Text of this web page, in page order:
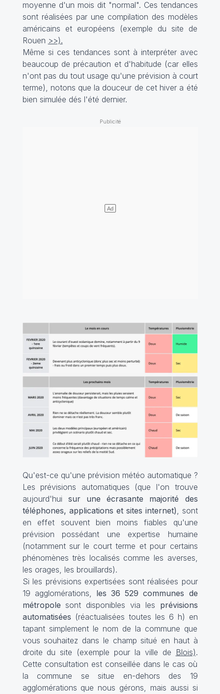
moyenne d'un mois dit "normal". Ces tendances
sont réalisées par une compilation des modèles
américains et européens (exemple du site de
Rouen >>).
Même si ces tendances sont à interpréter avec
beaucoup de précaution et d'habitude (car elles
n'ont pas du tout usage qu'une prévision à court
terme), notons que la douceur de cet hiver a été
bien simulée dés l'été dernier.
Qu'est-ce qu'une prévision météo automatique ?
Les prévisions automatiques (que l'on trouve
aujourd'hui sur une écrasante majorité des
téléphones, applications et sites internet), sont
en effet souvent bien moins fiables qu'une
prévision possédant une expertise humaine
(notamment sur le court terme et pour certains
phénomènes très localisés comme les averses,
les orages, les brouillards).
Si les prévisions expertisées sont réalisées pour
19 agglomérations, les36 529communes de
métropole sont disponibles via les prévisions
automatisées (réactualisées toutes les 6 h) en
tapant simplement le nom de la commune que
vous souhaitez dans le champ situé en haut à
droite du site (exemple pour la ville de Blois).
Cette consultation est conseillée dans le cas où
la commune se situe en-dehors des 19
agglomérations que nous gérons, mais aussi si